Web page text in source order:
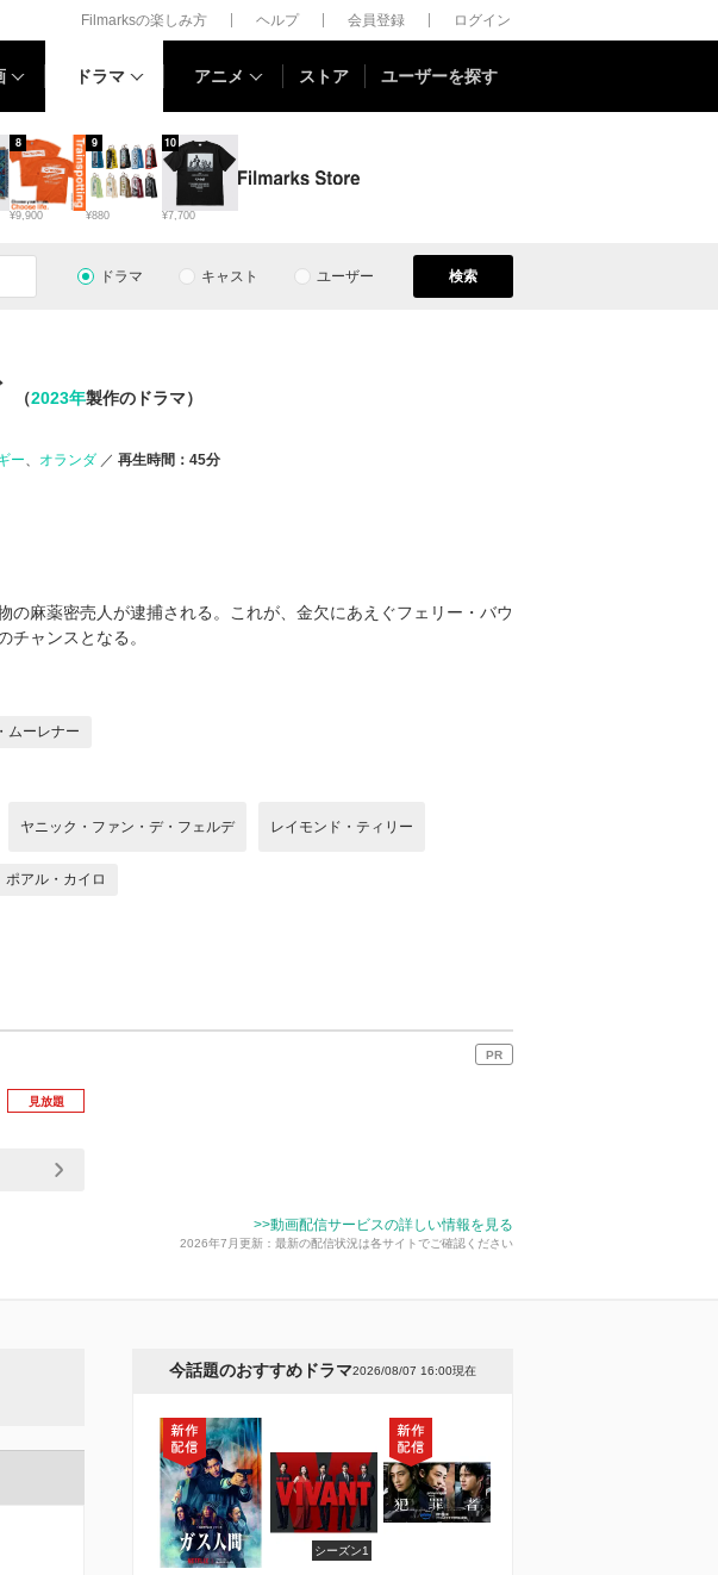
Filmarksの楽しみ方 ヘルプ 会員登録 ログイン
ドラマ アニメ ストア ユーザーを探す
¥9,900
8
¥880
9
¥7,700
10
ドラマ キャスト ユーザー 検索
（2023年製作のドラマ）
ー オランダ
再生時間：45分
の麻薬密売人が逮捕される。これが、金欠にあえぐフェリー・バウ
チャンスとなる。
ムーレナー
ヤニック・ファン・デ・フェルデ レイモンド・ティリー
ポアル・カイロ
PR
見放題
>>動画配信サービスの詳しい情報を見る
2026年7月更新：最新の配信状況は各サイトでご確認ください
今話題のおすすめドラマ2026/08/07 16:00現在
シーズン1